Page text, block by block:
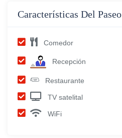
Características Del Paseo
Comedor
Recepción
Restaurante
TV satelital
WiFi